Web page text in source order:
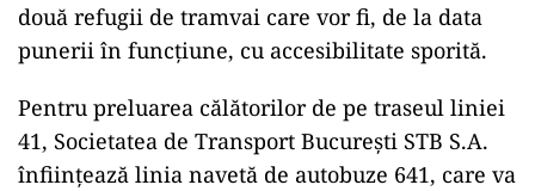
două refugii de tramvai care vor fi, de la data
punerii în funcțiune, cu accesibilitate sporită.
Pentru preluarea călătorilor de pe traseul liniei
41, Societatea de Transport București STB S.A.
înfiinţează linia navetă de autobuze 641, care va